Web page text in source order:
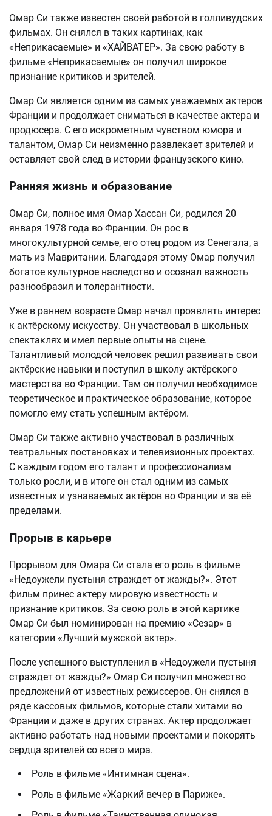
Омар Си также известен своей работой в голливудских
фильмах. Он снялся в таких картинах, как
«Неприкасаемые» и «ХАЙВАТЕР». За свою работу в
фильме «Неприкасаемые» он получил широкое
признание критиков и зрителей.
Омар Си является одним из самых уважаемых актеров
Франции и продолжает сниматься в качестве актера и
продюсера. С его искрометным чувством юмора и
талантом, Омар Си неизменно развлекает зрителей и
оставляет свой след в истории французского кино.
Ранняя жизнь и образование
Омар Си, полное имя Омар Хассан Си, родился 20
января 1978 года во Франции. Он рос в
многокультурной семье, его отец родом из Сенегала, а
мать из Мавритании. Благодаря этому Омар получил
богатое культурное наследство и осознал важность
разнообразия и толерантности.
Уже в раннем возрасте Омар начал проявлять интерес
к актёрскому искусству. Он участвовал в школьных
спектаклях и имел первые опыты на сцене.
Талантливый молодой человек решил развивать свои
актёрские навыки и поступил в школу актёрского
мастерства во Франции. Там он получил необходимое
теоретическое и практическое образование, которое
помогло ему стать успешным актёром.
Омар Си также активно участвовал в различных
театральных постановках и телевизионных проектах.
С каждым годом его талант и профессионализм
только росли, и в итоге он стал одним из самых
известных и узнаваемых актёров во Франции и за её
пределами.
Прорыв в карьере
Прорывом для Омара Си стала его роль в фильме
«Недоужели пустыня страждет от жажды?». Этот
фильм принес актеру мировую известность и
признание критиков. За свою роль в этой картике
Омар Си был номинирован на премию «Сезар» в
категории «Лучший мужской актер».
После успешного выступления в «Недоужели пустыня
страждет от жажды?» Омар Си получил множество
предложений от известных режиссеров. Он снялся в
ряде кассовых фильмов, которые стали хитами во
Франции и даже в других странах. Актер продолжает
активно работать над новыми проектами и покорять
сердца зрителей со всего мира.
Роль в фильме «Интимная сцена».
Роль в фильме «Жаркий вечер в Париже».